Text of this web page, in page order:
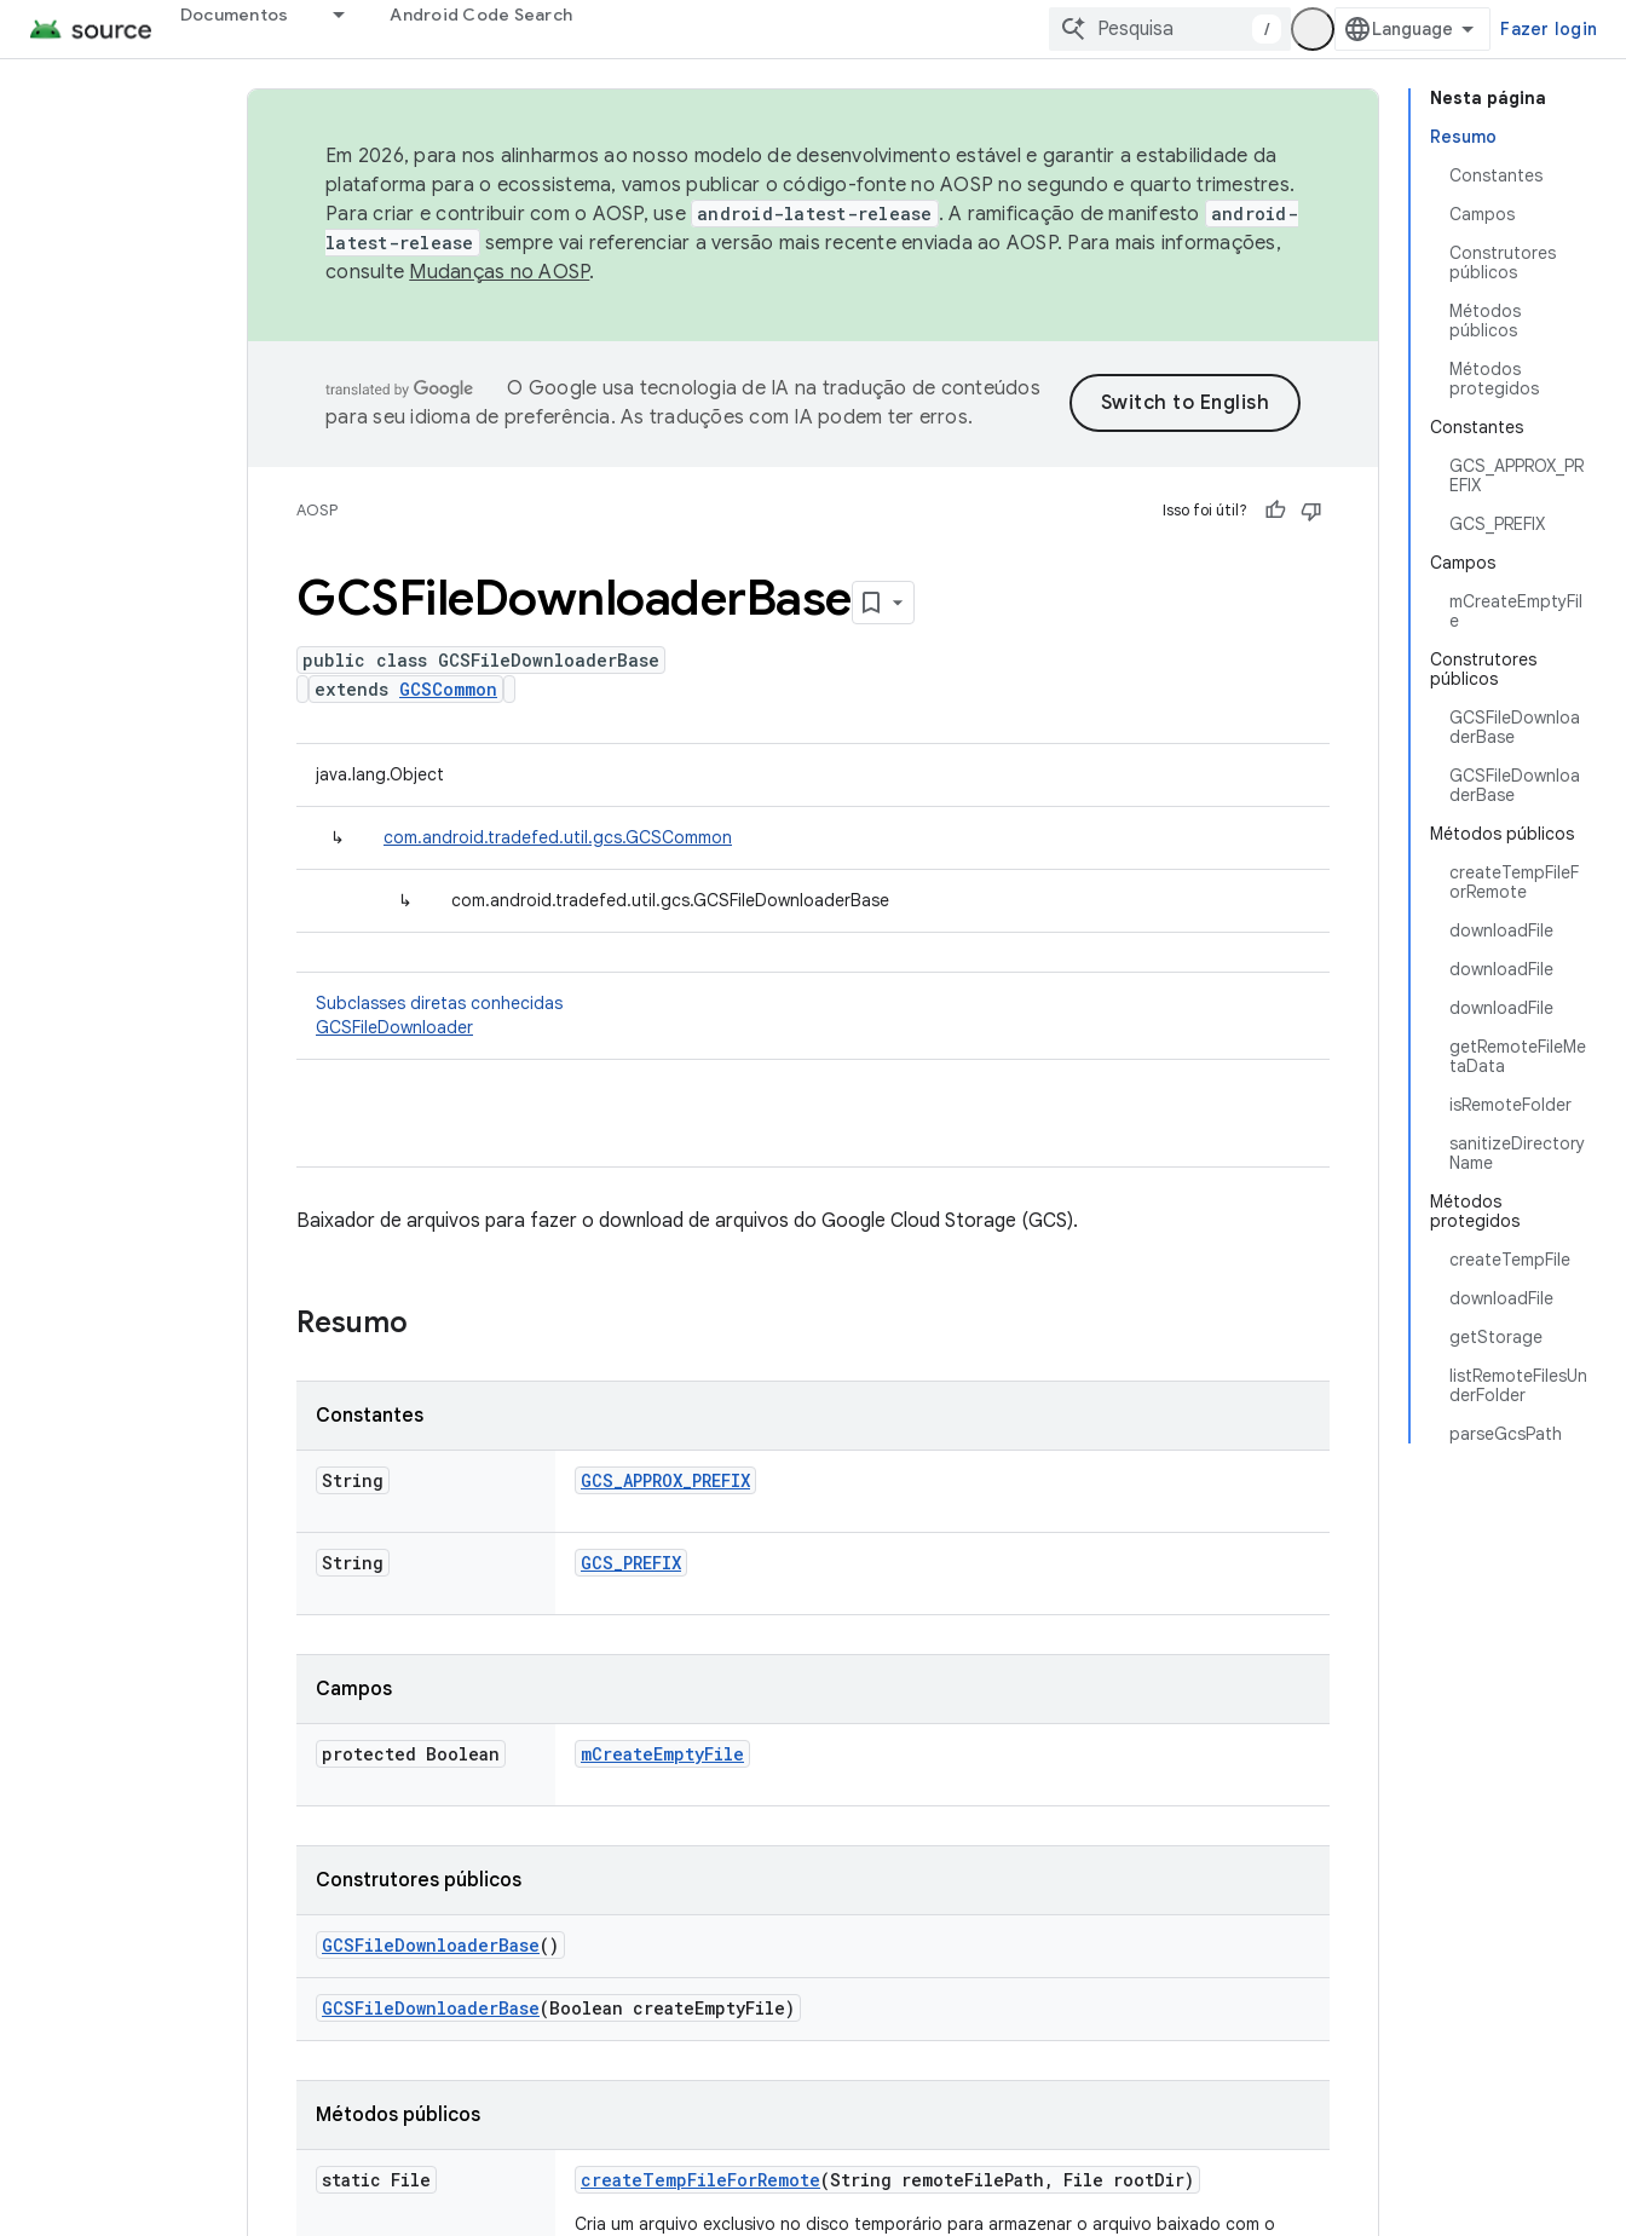
Documentos Android Code Search
/ Fazer login
Nesta página
Resumo
Constantes
Campos
Construtores
públicos
Métodos
públicos
Métodos
protegidos
Constantes
GCS_APPROX_PR
EFIX
GCS_PREFIX
Campos
mCreateEmptyFil
e
Construtores
públicos
GCSFileDownloa
derBase
GCSFileDownloa
derBase
Métodos públicos
createTempFileF
orRemote
downloadFile
downloadFile
downloadFile
getRemoteFileMe
taData
isRemoteFolder
sanitizeDirectory
Name
Métodos
protegidos
createTempFile
downloadFile
getStorage
listRemoteFilesUn
derFolder
parseGcsPath
Em 2026, para nos alinharmos ao nosso modelo de desenvolvimento estável e garantir a estabilidade da
plataforma para o ecossistema, vamos publicar o código-fonte no AOSP no segundo e quarto trimestres.
Para criar e contribuir com o AOSP, use android-latest-release . A ramificação de manifesto
android-
latest-release sempre vai referenciar a versão mais recente enviada ao AOSP. Para mais informações,
consulte Mudanças no AOSP.
O Google usa tecnologia de IA na tradução de conteúdos
para seu idioma de preferência. As traduções com IA podem ter erros.
AOSP Isso foi útil?
GCSFileDownloaderBase
public class GCSFileDownloaderBase
extends GCSCommon
java.lang.Object
↳ com.android.tradefed.util.gcs.GCSCommon
↳ com.android.tradefed.util.gcs.GCSFileDownloaderBase
Subclasses diretas conhecidas
GCSFileDownloader
Baixador de arquivos para fazer o download de arquivos do Google Cloud Storage (GCS).
Resumo
Constantes
String GCS_APPROX_PREFIX
String GCS_PREFIX
Campos
protected Boolean mCreateEmptyFile
Construtores públicos
GCSFileDownloaderBase()
GCSFileDownloaderBase(Boolean createEmptyFile)
Métodos públicos
static File createTempFileForRemote(String remoteFilePath , File rootDir)
Cria um arquivo exclusivo no disco temporário para armazenar o arquivo baixado com o